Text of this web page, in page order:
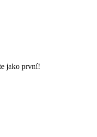
jako první!